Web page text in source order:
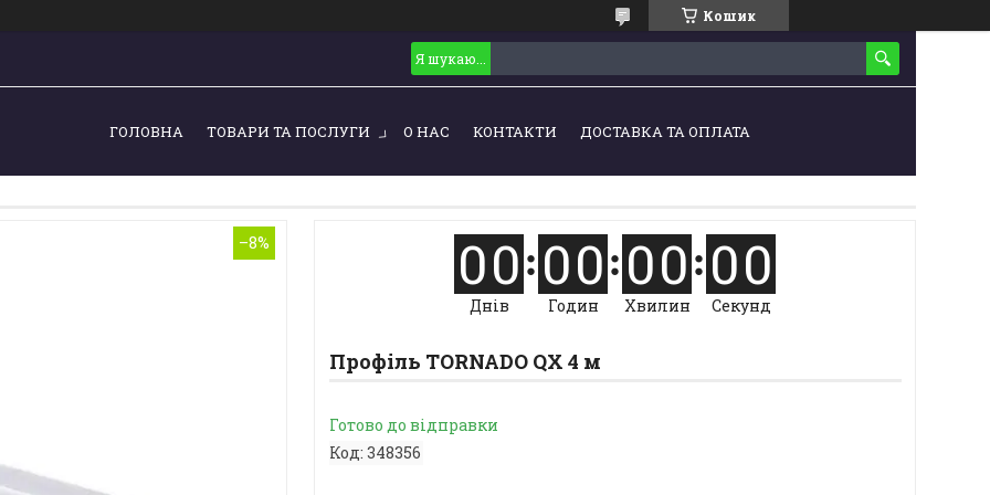
Кошик
ГОЛОВНА ТОВАРИ ТА ПОСЛУГИ О НАС КОНТАКТИ ДОСТАВКА ТА ОПЛАТА
–8% 00
Днів
00
Годин
00
Хвилин
00
Секунд
Профіль TORNADO QX 4 м
Готово до відправки
Код: 348356